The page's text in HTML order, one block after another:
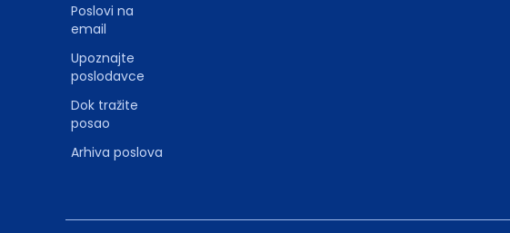
Poslovi na
email
Upoznajte
poslodavce
Dok tražite
posao
Arhiva poslova